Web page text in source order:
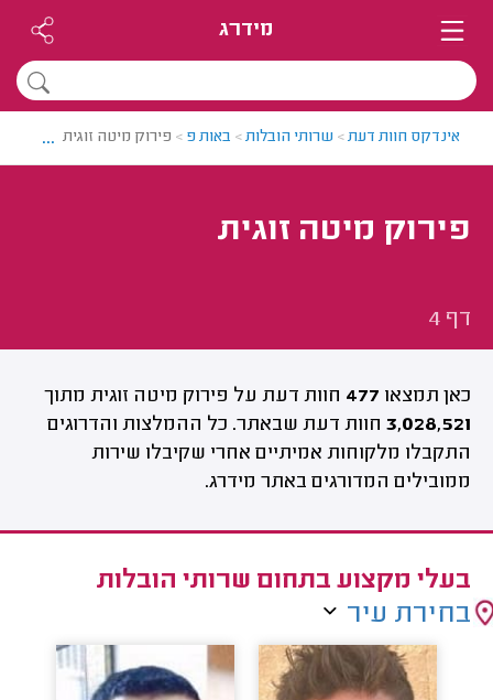
מידרג
אינדקס חוות דעת> שרותי הובלות> באות פ > פירוק מיטה זוגית | דף 4
...
פירוק מיטה זוגית
דף 4
כאן תמצאו 477 חוות דעת על פירוק מיטה זוגית מתוך
3,028,521 חוות דעת שבאתר. כל ההמלצות והדרוגים
התקבלו מלקוחות אמיתיים אחרי שקיבלו שירות
ממובילים המדורגים באתר מידרג.
בעלי מקצוע בתחום שרותי הובלות
בחירת עיר